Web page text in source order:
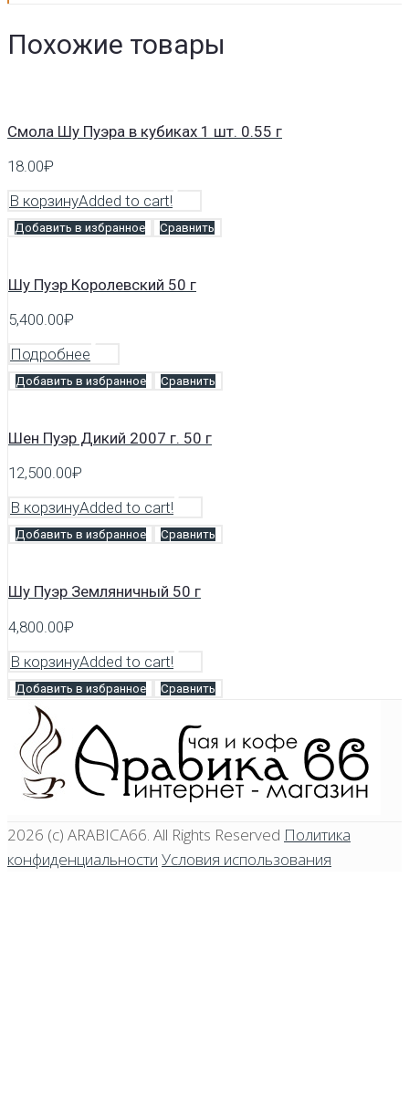
Похожие товары
Смола Шу Пуэра в кубиках 1 шт. 0.55 г
18.00₽
В корзинуAdded to cart!
Добавить в избранное Сравнить
Шу Пуэр Королевский 50 г
5,400.00₽
Подробнее
Добавить в избранное Сравнить
Шен Пуэр Дикий 2007 г. 50 г
12,500.00₽
В корзинуAdded to cart!
Добавить в избранное Сравнить
Шу Пуэр Земляничный 50 г
4,800.00₽
В корзинуAdded to cart!
Добавить в избранное Сравнить
2026 (c) ARABICA66 . All Rights Reserved Политика
конфиденциальности Условия использования